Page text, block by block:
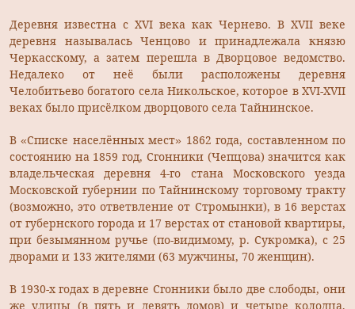
Деревня известна с XVI века как Чернево. В XVII веке
деревня называлась Ченцово и принадлежала князю
Черкасскому, а затем перешла в Дворцовое ведомство.
Недалеко от неё были расположены деревня
Челобитьево богатого села Никольское, которое в XVI-XVII
веках было присёлком дворцового села Тайнинское.
В «Списке населённых мест» 1862 года, составленном по
состоянию на 1859 год, Сгонники (Чепцова) значится как
владельческая деревня 4-го стана Московского уезда
Московской губернии по Тайнинскому торговому тракту
(возможно, это ответвление от Стромынки), в 16 верстах
от губернского города и 17 верстах от становой квартиры,
при безымянном ручье (по-видимому, р. Сукромка), с 25
дворами и 133 жителями (63 мужчины, 70 женщин).
В 1930-х годах в деревне Сгонники было две слободы, они
же улицы (в пять и девять домов) и четыре колодца,